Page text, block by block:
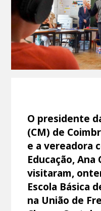
O presidente
(CM) de
e a vereadora
Educação, Ana
visitaram,
Escola Básica
na União de